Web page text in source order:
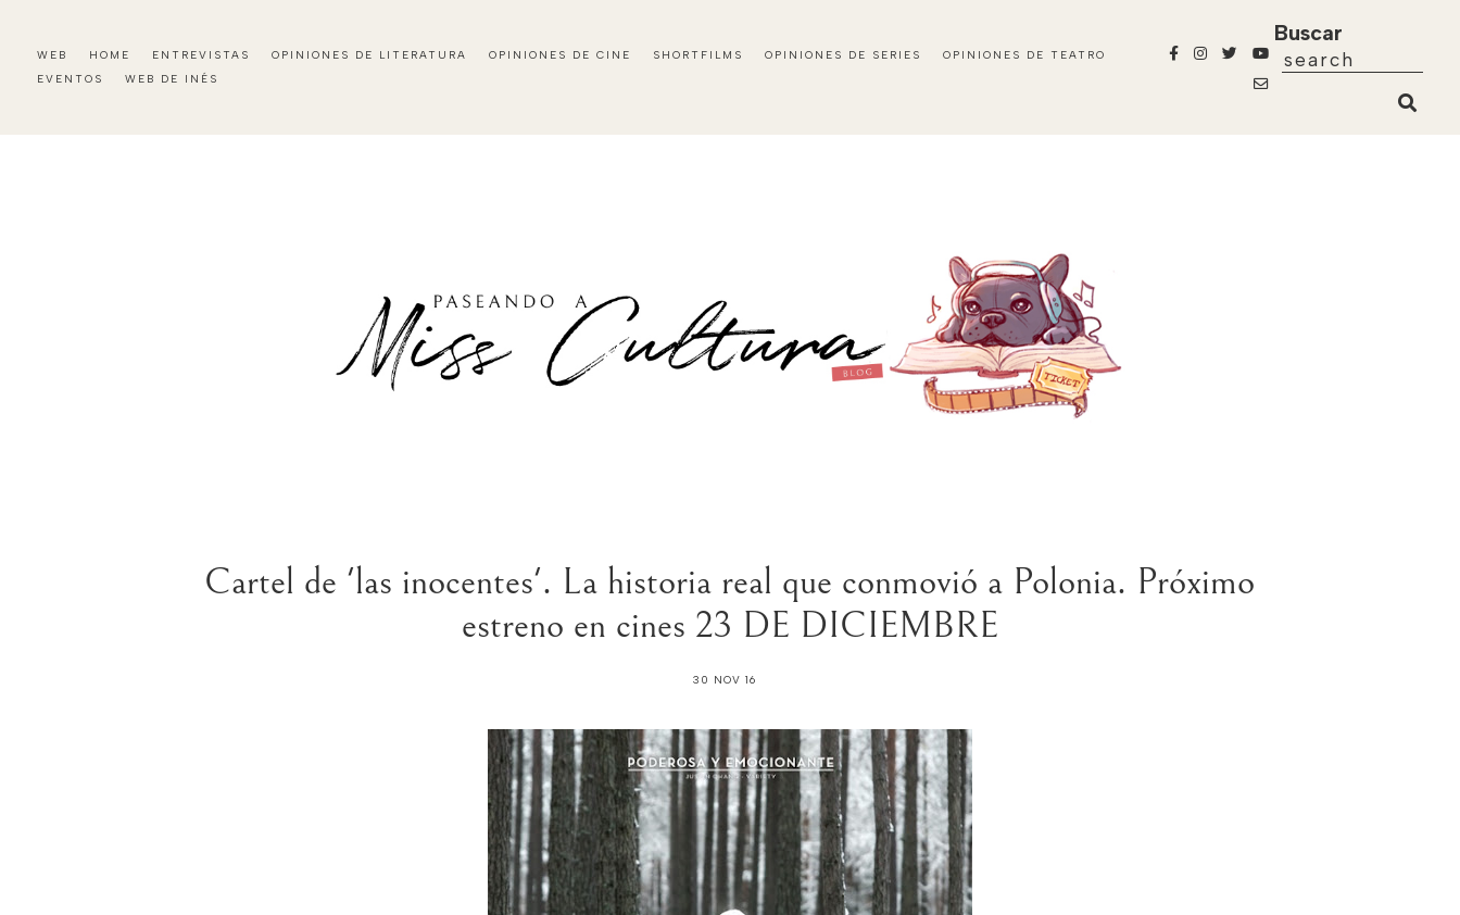
WEB HOME ENTREVISTAS OPINIONES DE LITERATURA OPINIONES DE CINE SHORTFILMS OPINIONES DE SERIES
OPINIONES DE TEATRO
EVENTOS
WEB DE INÉS
Buscar
Cartel de 'las inocentes'. La historia real que conmovió a Polonia. Próximo
estreno en cines 23 DE DICIEMBRE
30 NOV 16